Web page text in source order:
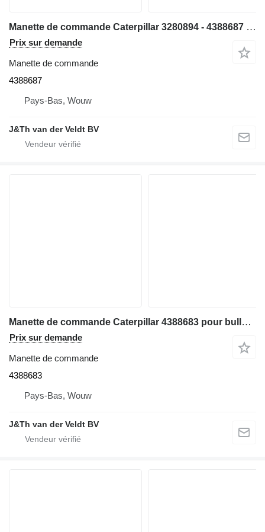
Manette de commande Caterpillar 3280894 - 4388687 pour bulldozer Caterpillar D9 D6N D6T D8T D9T D6TXL D6TXW D6NLPG D6TLGP
Prix sur demande
Manette de commande
4388687
Pays-Bas, Wouw
J&Th van der Veldt BV
Manette de commande Caterpillar 4388683 pour bulldozer Caterpillar D9 D6N D6T D8T D9T
Prix sur demande
Manette de commande
4388683
Pays-Bas, Wouw
J&Th van der Veldt BV